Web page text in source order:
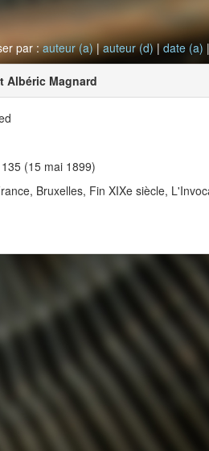
par :auteur (a)|auteur (d)|date (a)
Albéric Magnard
(15 mai 1899)
Bruxelles, Fin XIXe siècle,